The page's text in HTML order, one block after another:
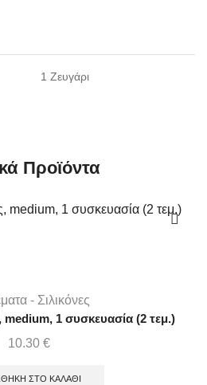
1 Ζευγάρι
Προϊόντα
- Σιλικόνες
medium, 1 συσκευασία (2 τεμ.)
10.30 €
ΣΤΟ ΚΑΛΆΘΙ